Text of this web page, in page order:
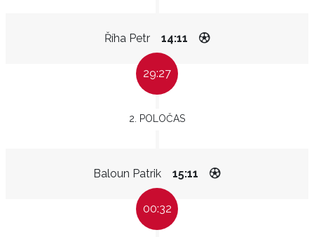
Říha Petr 14:11
29:27
2. POLOČAS
Baloun Patrik 15:11
00:32